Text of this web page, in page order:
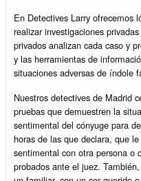
En Detectives Larry ofrecemos
realizar investigaciones
privados analizan cada caso y
y las herramientas de
situaciones adversas de índole
Nuestros detectives de Madrid
pruebas que demuestren la
sentimental del cónyuge para
horas de las que declara, que
sentimental con otra persona o
probados ante el juez.